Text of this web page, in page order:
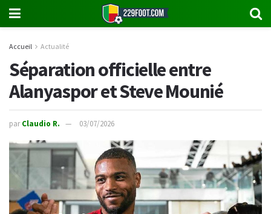
Accueil Actualité
Séparation officielle entre
Alanyaspor et Steve Mounié
par Claudio R. 03/07/2026